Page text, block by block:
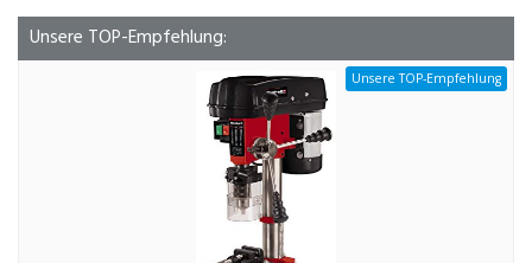
Unsere TOP-Empfehlung:
Unsere TOP-Empfehlung